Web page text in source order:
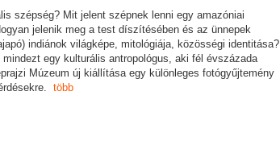
szépség? Mit jelent szépnek lenni egy amazóniai
jelenik meg a test díszítésében és az ünnepek
indiánok világképe, mitológiája, közösségi identitása?
egy kulturális antropológus, aki fél évszázada
Múzeum új kiállítása egy különleges fotógyűjtemény
több